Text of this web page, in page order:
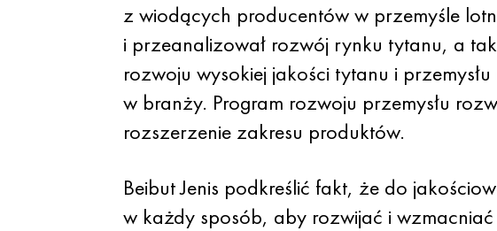
z wiodących producentów w przemyśle
i przeanalizował rozwój rynku tytanu, a
rozwoju wysokiej jakości tytanu i
w branży. Program rozwoju przemysłu
rozszerzenie zakresu produktów.
Beibut Jenis podkreślić fakt, że do
w każdy sposób, aby rozwijać i